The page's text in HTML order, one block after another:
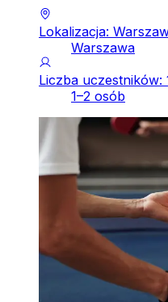
Lokalizacja:
Warszawa
Liczba uczestników:
1–2 osób